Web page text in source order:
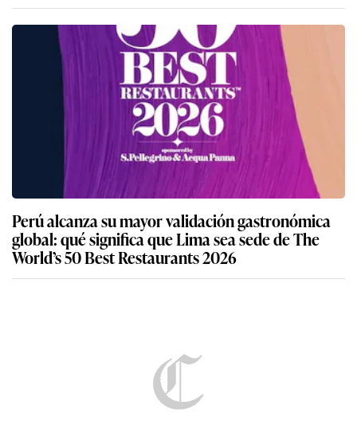
Perú alcanza su mayor validación gastronómica
global: qué significa que Lima sea sede de The
World’s 50 Best Restaurants 2026